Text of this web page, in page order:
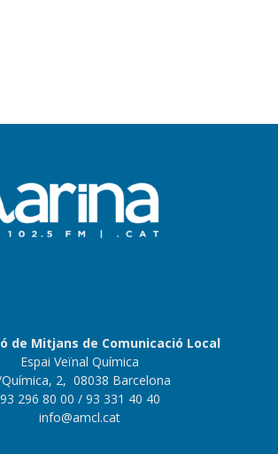
de Mitjans de Comunicació Local
Espai Veïnal Química
2, 08038 Barcelona
93 296 80 00 / 93 331 40 40
info@amcl.cat